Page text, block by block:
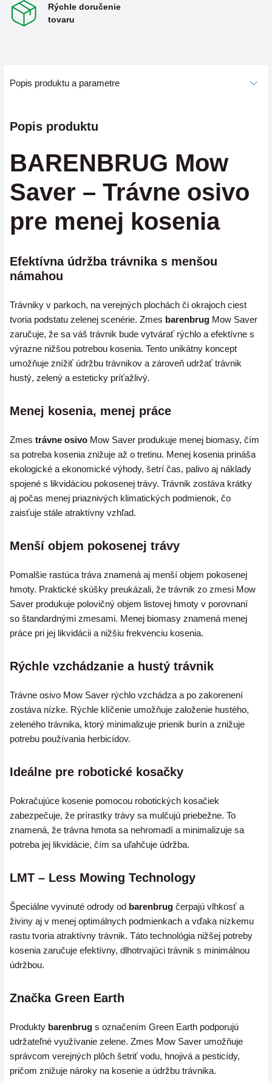
Rýchle doručenie
tovaru
Popis produktu a parametre
Popis produktu
BARENBRUG Mow
Saver – Trávne osivo
pre menej kosenia
Efektívna údržba trávnika s menšou
námahou
Trávniky v parkoch, na verejných plochách či okrajoch ciest
tvoria podstatu zelenej scenérie. Zmes barenbrug Mow Saver
zaručuje, že sa váš trávnik bude vytvárať rýchlo a efektívne s
výrazne nižšou potrebou kosenia. Tento unikátny koncept
umožňuje znížiť údržbu trávnikov a zároveň udržať trávnik
hustý, zelený a esteticky príťažlivý.
Menej kosenia, menej práce
Zmes trávne osivo Mow Saver produkuje menej biomasy, čím
sa potreba kosenia znižuje až o tretinu. Menej kosenia prináša
ekologické a ekonomické výhody, šetrí čas, palivo aj náklady
spojené s likvidáciou pokosenej trávy. Trávnik zostáva krátky
aj počas menej priaznivých klimatických podmienok, čo
zaisťuje stále atraktívny vzhľad.
Menší objem pokosenej trávy
Pomalšie rastúca tráva znamená aj menší objem pokosenej
hmoty. Praktické skúšky preukázali, že trávnik zo zmesi Mow
Saver produkuje polovičný objem listovej hmoty v porovnaní
so štandardnými zmesami. Menej biomasy znamená menej
práce pri jej likvidácii a nižšiu frekvenciu kosenia.
Rýchle vzchádzanie a hustý trávnik
Trávne osivo Mow Saver rýchlo vzchádza a po zakorenení
zostáva nízke. Rýchle klíčenie umožňuje založenie hustého,
zeleného trávnika, ktorý minimalizuje prienik burín a znižuje
potrebu používania herbicídov.
Ideálne pre robotické kosačky
Pokračujúce kosenie pomocou robotických kosačiek
zabezpečuje, že prírastky trávy sa mulčujú priebežne. To
znamená, že trávna hmota sa nehromadí a minimalizuje sa
potreba jej likvidácie, čím sa uľahčuje údržba.
LMT – Less Mowing Technology
Špeciálne vyvinuté odrody od barenbrug čerpajú vlhkosť a
živiny aj v menej optimálnych podmienkach a vďaka nízkemu
rastu tvoria atraktívny trávnik. Táto technológia nižšej potreby
kosenia zaručuje efektívny, dlhotrvajúci trávnik s minimálnou
údržbou.
Značka Green Earth
Produkty barenbrug s označením Green Earth podporujú
udržateľné využívanie zelene. Zmes Mow Saver umožňuje
správcom verejných plôch šetriť vodu, hnojivá a pesticídy,
pričom znižuje nároky na kosenie a údržbu trávnika.